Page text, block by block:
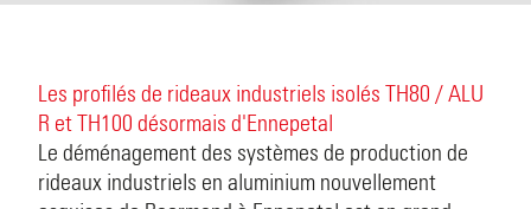
Les profilés de rideaux industriels isolés TH80 / ALU
R et TH100 désormais d'Ennepetal
Le déménagement des systèmes de production de
rideaux industriels en aluminium nouvellement